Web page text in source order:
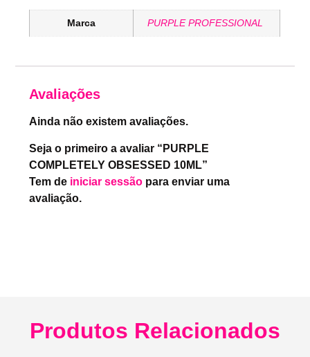
Marca PURPLE PROFESSIONAL
Avaliações
Ainda não existem avaliações.
Seja o primeiro a avaliar “PURPLE
COMPLETELY OBSESSED 10ML”
Tem de iniciar sessão para enviar uma
avaliação.
Produtos Relacionados